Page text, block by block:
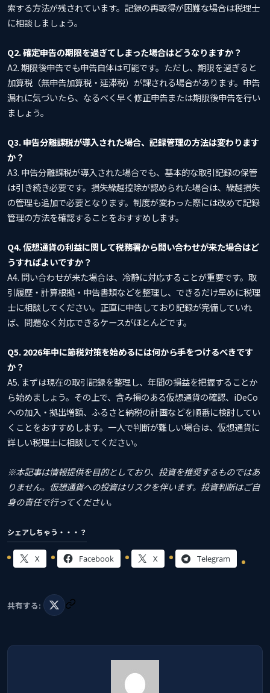
索する方法が残されています。記録の再取得が困難な場合は税理士
に相談しましょう。
Q2. 確定申告の期限を過ぎてしまった場合はどうなりますか？
A2. 期限後申告でも申告自体は可能です。ただし、期限を過ぎると
加算税（無申告加算税・延滞税）が課される場合があります。申告
漏れに気づいたら、なるべく早く修正申告または期限後申告を行い
ましょう。
Q3. 申告分離課税が導入された場合、記録管理の方法は変わります
か？
A3. 申告分離課税が導入された場合でも、基本的な取引記録の保管
は引き続き必要です。損失繰越控除が認められた場合は、繰越損失
の管理も追加で必要となります。制度が変わった際には改めて記録
管理の方法を確認することをおすすめします。
Q4. 仮想通貨の利益に関して税務署から問い合わせが来た場合はど
うすればよいですか？
A4. 問い合わせが来た場合は、冷静に対応することが重要です。取
引履歴・計算根拠・申告書類などを整理し、できるだけ早めに税理
士に相談してください。正直に申告しており記録が完備していれ
ば、問題なく対応できるケースがほとんどです。
Q5. 2026年中に節税対策を始めるには何から手をつけるべきです
か？
A5. まずは現在の取引記録を整理し、年間の損益を把握することか
ら始めましょう。その上で、含み損のある仮想通貨の確認、iDeCo
への加入・拠出増額、ふるさと納税の計画などを順番に検討してい
くことをおすすめします。一人で判断が難しい場合は、仮想通貨に
詳しい税理士に相談してください。
※本記事は情報提供を目的としており、投資を推奨するものではあ
りません。仮想通貨への投資はリスクを伴います。投資判断はご自
身の責任で行ってください。
シェアしちゃう・・・？
X Facebook X Telegram
共有する: